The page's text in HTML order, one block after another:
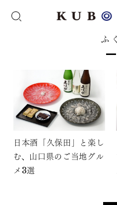
ふ
日本酒「久保田」と楽し
む、山口県のご当地グル
メ3選